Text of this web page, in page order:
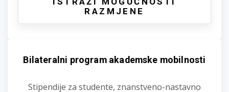
RAZMJENE
Bilateralni program akademske mobilnosti
Stipendije za studente, znanstveno-nastavno